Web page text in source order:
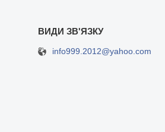
info999.2012@yahoo.com